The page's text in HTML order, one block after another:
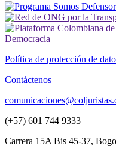
Política de protección de
Contáctenos
(+57) 601 744 9333
Carrera 15A Bis 45-37,